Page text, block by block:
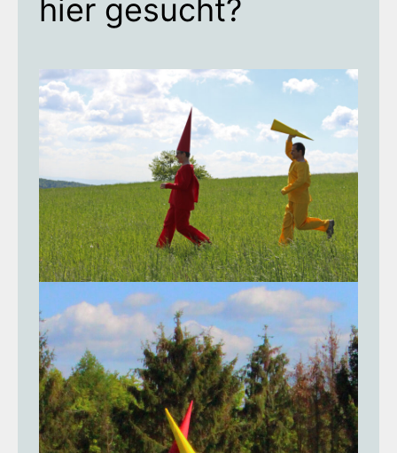
hier gesucht?